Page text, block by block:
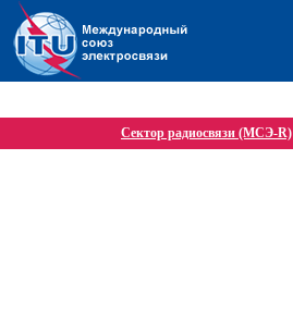
Сектор радиосвязи (МСЭ-R)